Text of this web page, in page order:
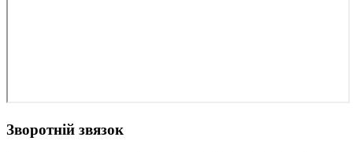
Зворотній звязок